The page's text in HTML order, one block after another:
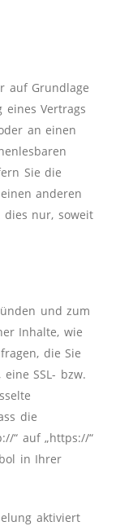
auf Grundlage
Vertrags
an einen
Sie die
anderen
dies nur, soweit
und zum
Inhalte, wie
die Sie
SSL- bzw.
die
“ auf „https://“
in Ihrer
aktiviert